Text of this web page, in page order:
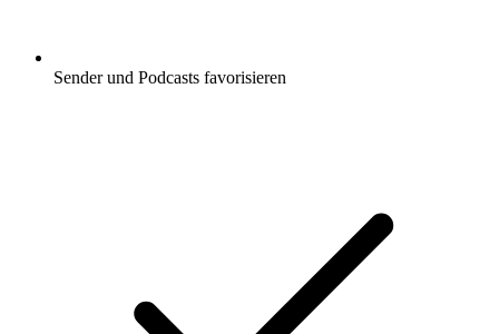
Sender und Podcasts favorisieren